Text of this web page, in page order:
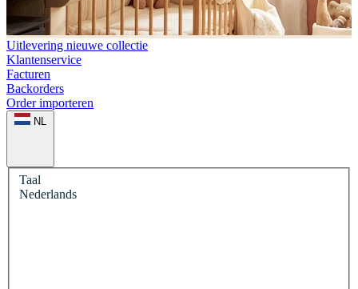
Uitlevering nieuwe collectie
Klantenservice
Facturen
Backorders
Order importeren
NL
Taal
Nederlands